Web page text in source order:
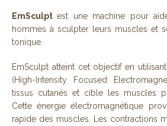
EmSculptest une machine pour
hommes à sculpter leurs muscles et
tonique.
EmSculpt atteint cet objectif en
(High-Intensity Focused
tissus cutanés et cible les muscles
Cette énergie électromagnétique
rapide des muscles. Les contractions